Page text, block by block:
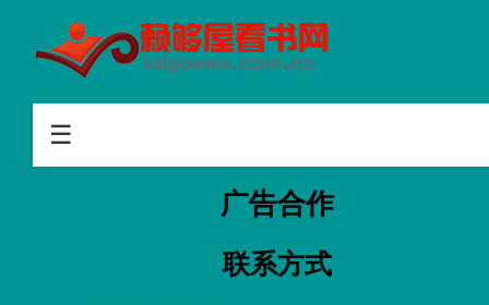
☰
首页
浮世手记
名人名言
广告合作
联系方式